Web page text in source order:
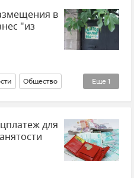
в
"из
Еще 1
Общество
для